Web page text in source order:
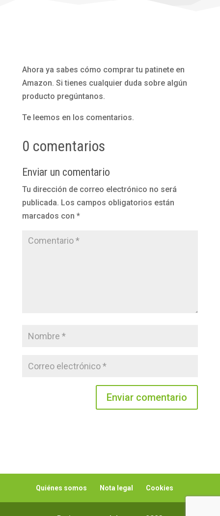
Ahora ya sabes cómo comprar tu patinete en
Amazon. Si tienes cualquier duda sobre algún
producto pregúntanos.
Te leemos en los comentarios.
0 comentarios
Enviar un comentario
Tu dirección de correo electrónico no será
publicada. Los campos obligatorios están
marcados con *
Enviar comentario
Quiénes somos Nota legal Cookies